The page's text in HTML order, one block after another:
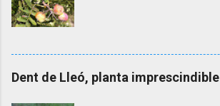
Dent de Lleó, planta imprescindible